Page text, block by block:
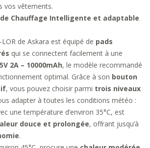
vos vêtements.
Chauffage Intelligente et adaptable
de Askara est équipé de pads
qui se connectent facilement à une
2A – 10000mAh, le modèle recommandé
optimal. Grâce à son bouton
, vous pouvez choisir parmi trois niveaux
adapter à toutes les conditions météo :
une température d’environ 35°C, est
douce et prolongée, offrant jusqu’à
.